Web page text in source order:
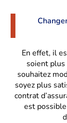
En effet, il
soient plus
souhaitez
soyez plus
contrat
est